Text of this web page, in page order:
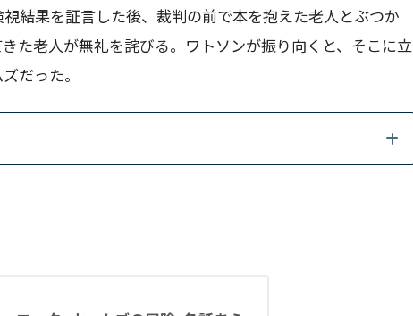
結果を証言した後、裁判の前で本を抱えた老人とぶつか
た老人が無礼を詫びる。ワトソンが振り向くと、そこに立
だった。